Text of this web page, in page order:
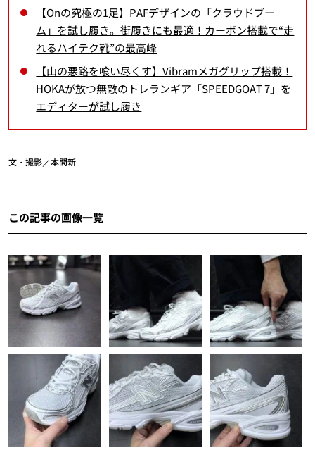
【Onの究極の1足】PAFデザインの「クラウドブー
ム」を試し履き。街履きにも最適！カーボン搭載で“走
れるハイテク靴”の最高峰
【山の悪路を喰い尽くす】Vibramメガグリップ搭載！
HOKAが放つ無敵のトレランギア「SPEEDGOAT 7」を
エディターが試し履き
文・撮影／本間新
この記事の画像一覧